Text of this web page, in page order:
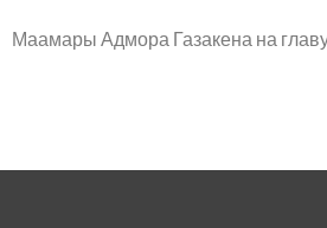
Маамары Адмора Газакена на